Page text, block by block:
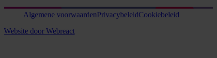
Algemene voorwaardenPrivacybeleidCookiebeleid
Website door Webreact